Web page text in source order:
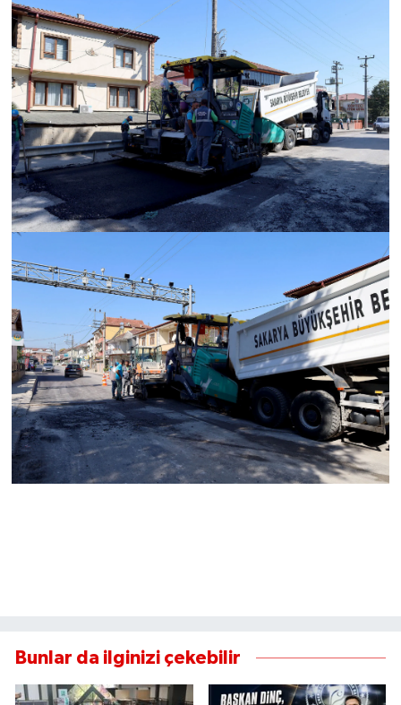
Bunlar da ilginizi çekebilir